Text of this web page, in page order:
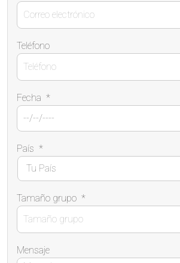
Teléfono
Fecha *
País *
Tamaño grupo *
Mensaje